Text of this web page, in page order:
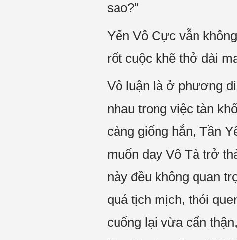
sao?"
Yến Vô Cực vẫn
rốt cuộc khẽ thở dài
Vô luận là ở phương
nhau trong việc tàn
càng giống hắn, Tần
muốn dạy Vô Tà trở
này đều không quan
quá tịch mịch, thói
cuống lại vừa cẩn